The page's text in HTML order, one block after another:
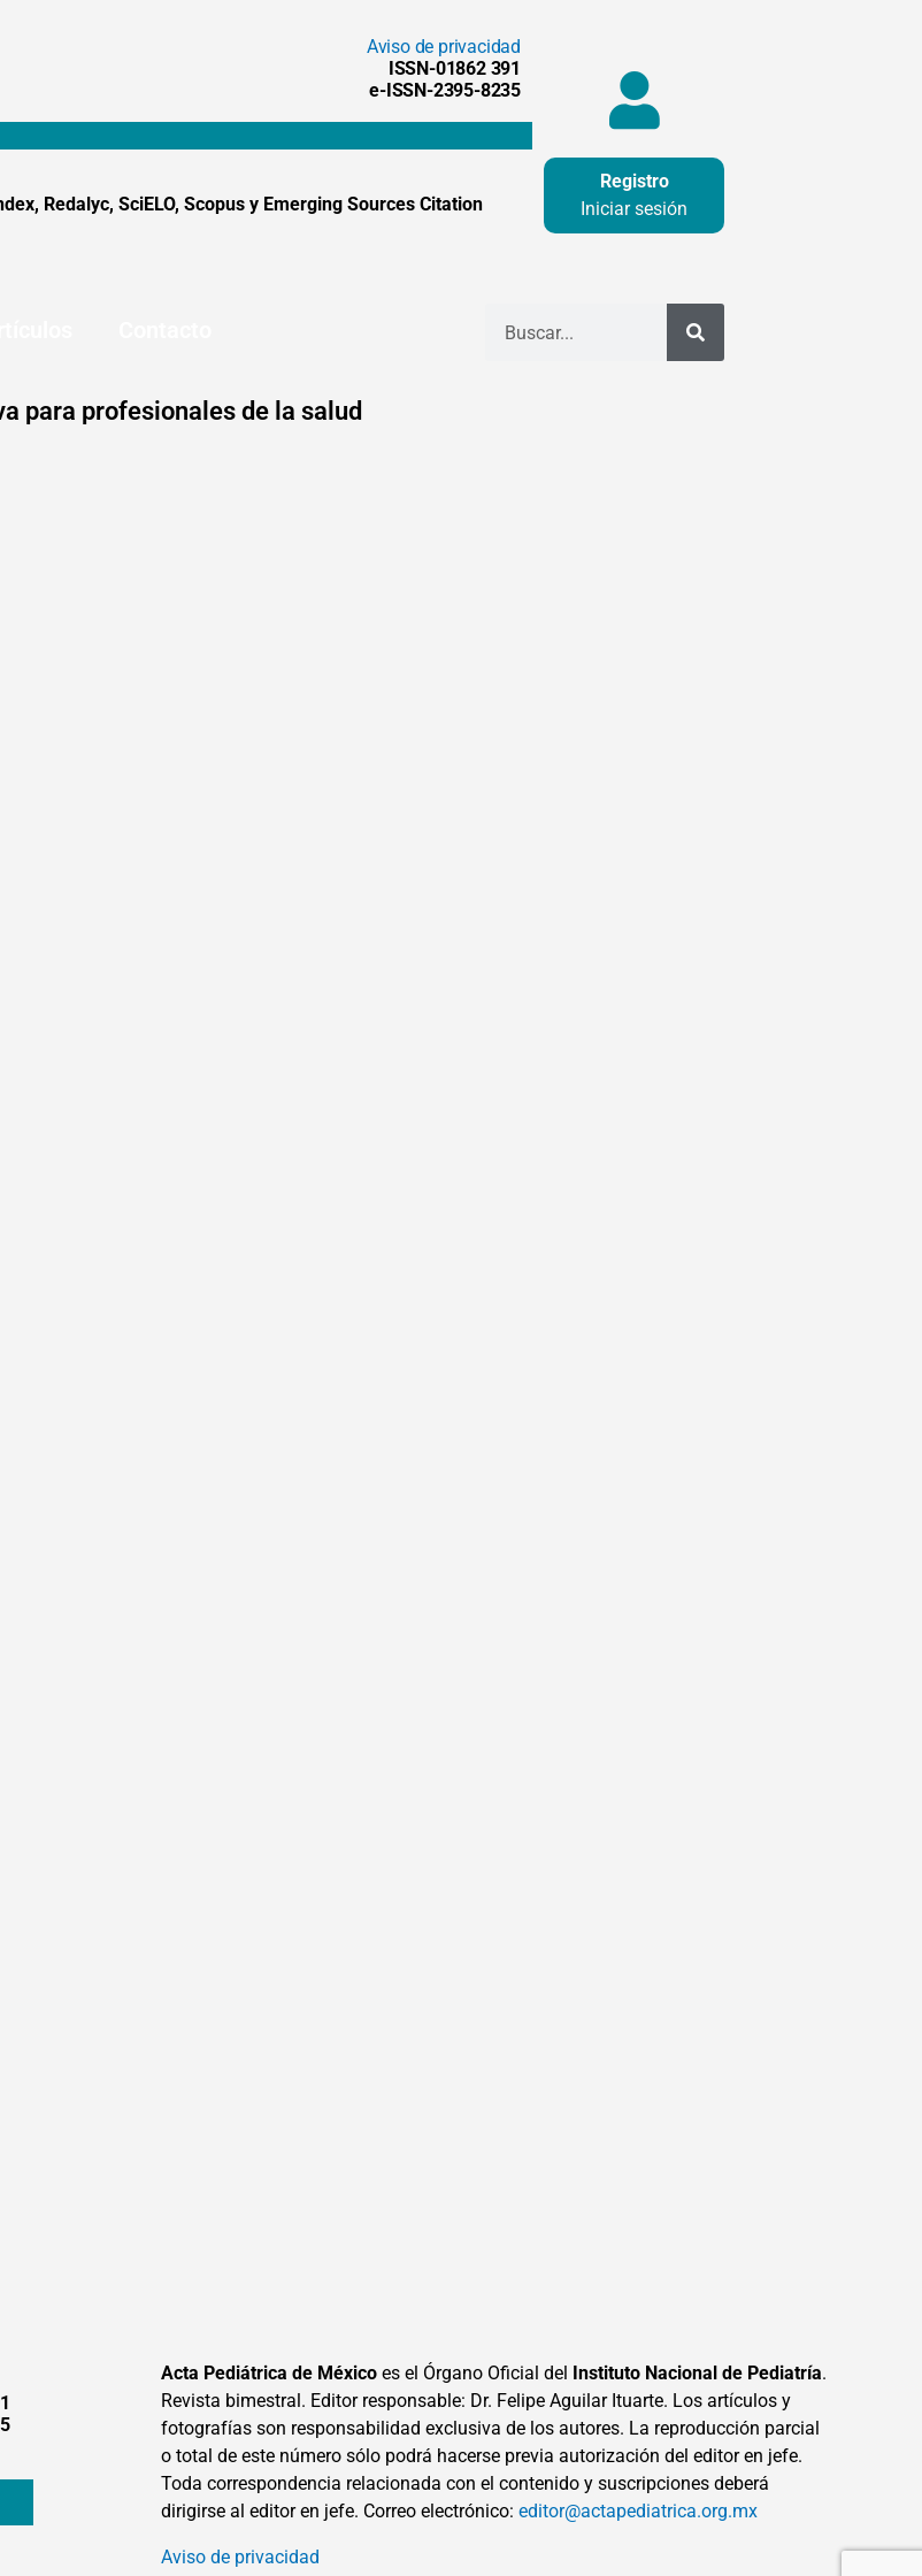
Aviso de privacidad
ISSN-01862 391
e-ISSN-2395-8235
Redalyc, SciELO, Scopus y Emerging Sources Citation
Registro
Iniciar sesión
para profesionales de la salud
Acta Pediátrica de México es el Órgano Oficial del Instituto Nacional de Pediatría.
Revista bimestral. Editor responsable: Dr. Felipe Aguilar Ituarte. Los artículos y
fotografías son responsabilidad exclusiva de los autores. La reproducción parcial
o total de este número sólo podrá hacerse previa autorización del editor en jefe.
Toda correspondencia relacionada con el contenido y suscripciones deberá
dirigirse al editor en jefe. Correo electrónico: editor@actapediatrica.org.mx
Aviso de privacidad